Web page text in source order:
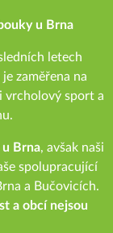
u Brna
letech
zaměřena na
vrcholový sport a
u Brna, avšak naši
spolupracující
a Bučovicích.
a obcí nejsou